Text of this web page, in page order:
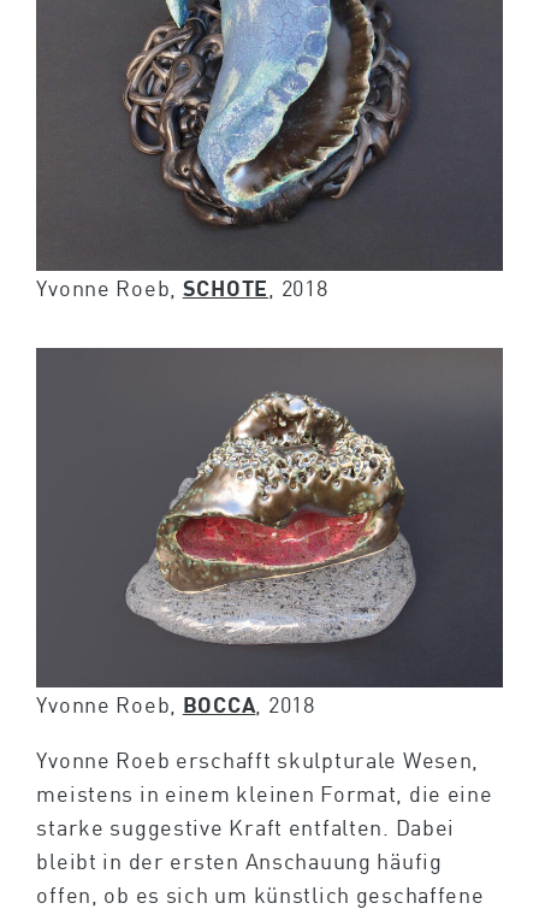
Yvonne Roeb, SCHOTE , 2018
Yvonne Roeb, BOCCA , 2018
Yvonne Roeb erschafft skulpturale Wesen,
meistens in einem kleinen Format, die eine
starke suggestive Kraft entfalten. Dabei
bleibt in der ersten Anschauung häufig
offen, ob es sich um künstlich geschaffene